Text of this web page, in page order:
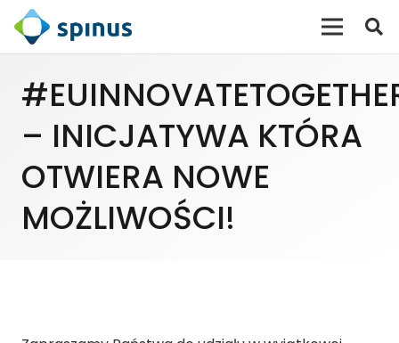
– INICJATYWA KTÓRA
OTWIERA NOWE
MOŻLIWOŚCI!